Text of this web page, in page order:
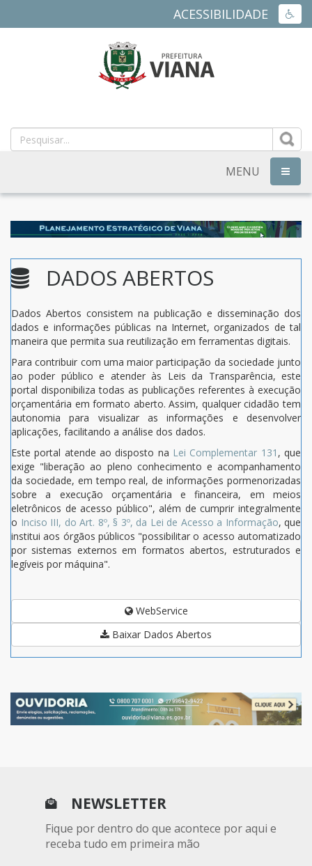
ACESSIBILIDADE
MUNICIPAL
DE
VIANA
ES
MENU
DADOS ABERTOS
Dados Abertos consistem na publicação e disseminação dos
dados e informações públicas na Internet, organizados de tal
maneira que permita sua reutilização em ferramentas digitais.
Para contribuir com uma maior participação da sociedade junto
ao poder público e atender às Leis da Transparência, este
portal disponibiliza todas as publicações referentes à execução
orçamentária em formato aberto. Assim, qualquer cidadão tem
autonomia para visualizar as informações e desenvolver
aplicações, facilitando a análise dos dados.
Este portal atende ao disposto na Lei Complementar 131 , que
exige "liberação ao pleno conhecimento e acompanhamento
da sociedade, em tempo real, de informações pormenorizadas
sobre a execução orçamentária e financeira, em meios
eletrônicos de acesso público", além de cumprir integralmente
o Inciso III, do Art. 8º, § 3º, da Lei de Acesso a Informação, que
institui aos órgãos públicos "possibilitar o acesso automatizado
por sistemas externos em formatos abertos, estruturados e
legíveis por máquina".
WebService
Baixar Dados Abertos
NEWSLETTER
Fique por dentro do que acontece por aqui e
receba tudo em primeira mão